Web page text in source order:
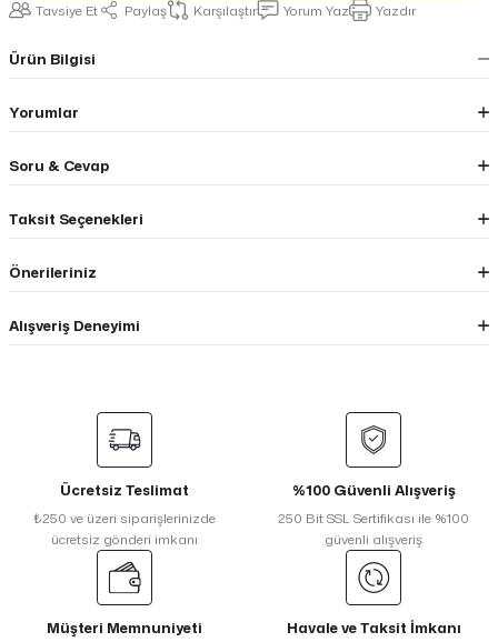
Tavsiye Et Paylaş Karşılaştır Yorum Yaz Yazdır
Ürün Bilgisi
Yorumlar
Soru & Cevap
Taksit Seçenekleri
Önerileriniz
Alışveriş Deneyimi
Ücretsiz Teslimat
₺250 ve üzeri siparişlerinizde
ücretsiz gönderi imkanı
%100 Güvenli Alışveriş
250 Bit SSL Sertifikası ile %100
güvenli alışveriş
Müşteri Memnuniyeti Havale ve Taksit İmkanı